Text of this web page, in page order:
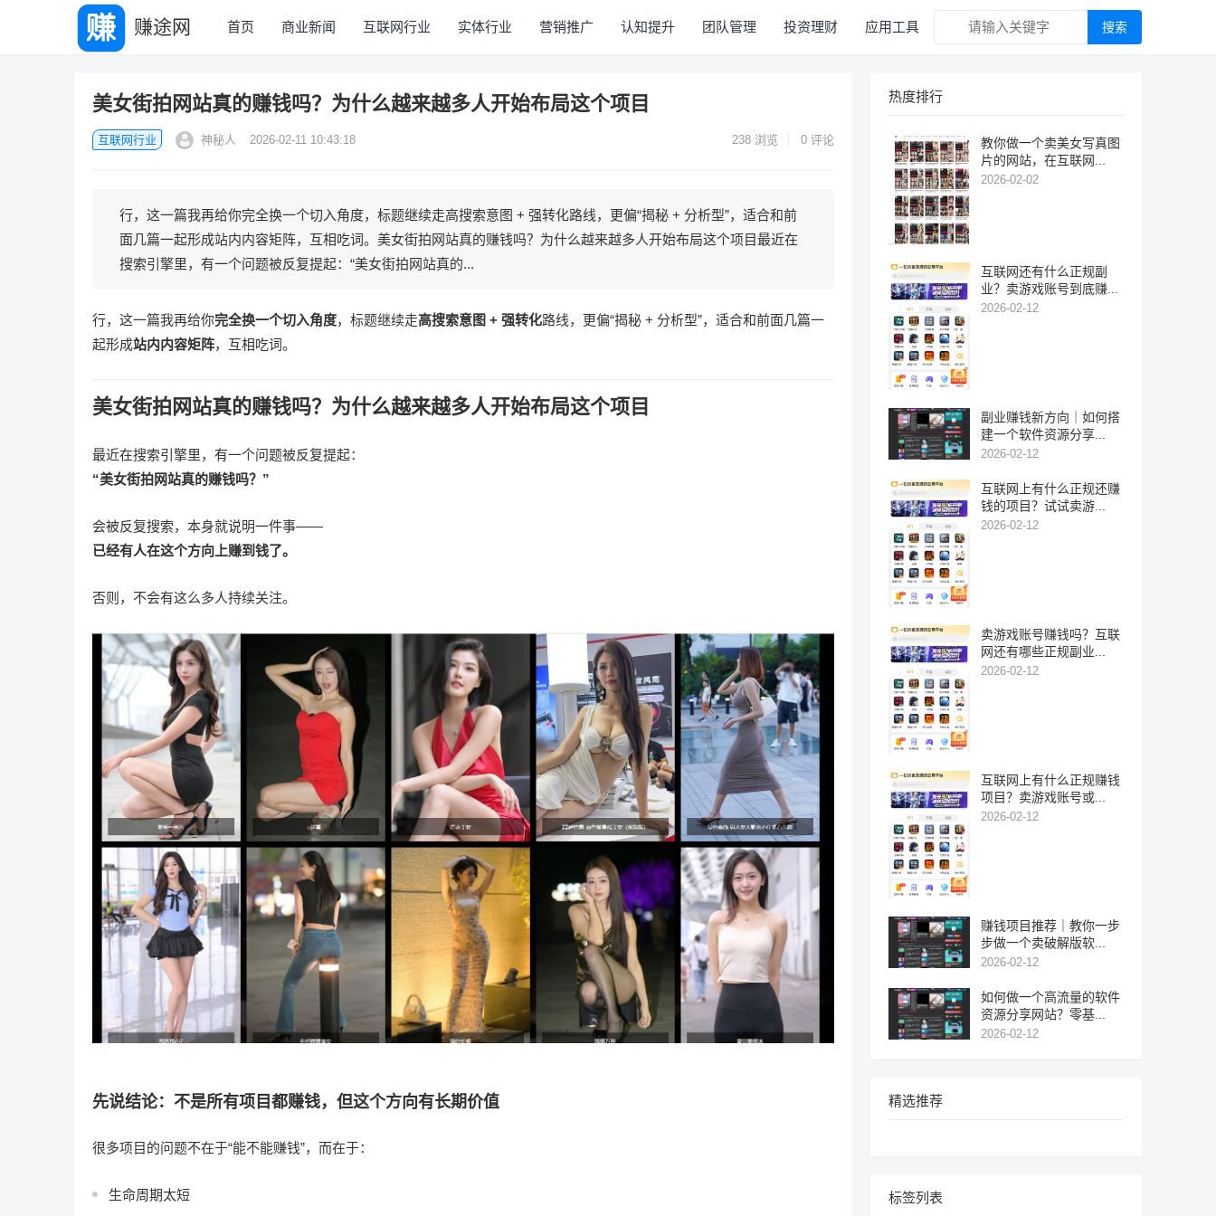
赚途网 首页 商业新闻 互联网行业 实体行业 营销推广 认知提升 团队管理 投资理财 应用工具 搜索
美女街拍网站真的赚钱吗？为什么越来越多人开始布局这个项目
互联网行业 神秘人 2026-02-11 10:43:18 238 浏览 0 评论
行，这一篇我再给你完全换一个切入角度，标题继续走高搜索意图 + 强转化路线，更偏“揭秘 + 分析型”，适合和前
面几篇一起形成站内内容矩阵，互相吃词。美女街拍网站真的赚钱吗？为什么越来越多人开始布局这个项目最近在
搜索引擎里，有一个问题被反复提起：“美女街拍网站真的...
行，这一篇我再给你完全换一个切入角度，标题继续走高搜索意图 + 强转化路线，更偏“揭秘 + 分析型”，适合和前面几篇一
起形成站内内容矩阵，互相吃词。
美女街拍网站真的赚钱吗？为什么越来越多人开始布局这个项目
最近在搜索引擎里，有一个问题被反复提起：
“美女街拍网站真的赚钱吗？”
会被反复搜索，本身就说明一件事——
已经有人在这个方向上赚到钱了。
否则，不会有这么多人持续关注。
先说结论：不是所有项目都赚钱，但这个方向有长期价值
很多项目的问题不在于“能不能赚钱”，而在于：
生命周期太短
热度排行
教你做一个卖美女写真图
片的网站，在互联网...
2026-02-02
互联网还有什么正规副
业？卖游戏账号到底赚...
2026-02-12
副业赚钱新方向｜如何搭
建一个软件资源分享...
2026-02-12
互联网上有什么正规还赚
钱的项目？试试卖游...
2026-02-12
卖游戏账号赚钱吗？互联
网还有哪些正规副业...
2026-02-12
互联网上有什么正规赚钱
项目？卖游戏账号或...
2026-02-12
赚钱项目推荐｜教你一步
步做一个卖破解版软...
2026-02-12
如何做一个高流量的软件
资源分享网站？零基...
2026-02-12
精选推荐
标签列表